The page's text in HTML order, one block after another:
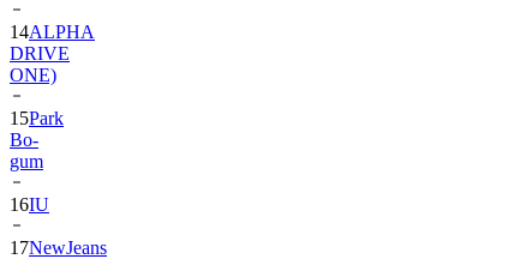
14ALPHA
DRIVE
ONE)
15Park
Bo-
gum
16IU
17NewJeans